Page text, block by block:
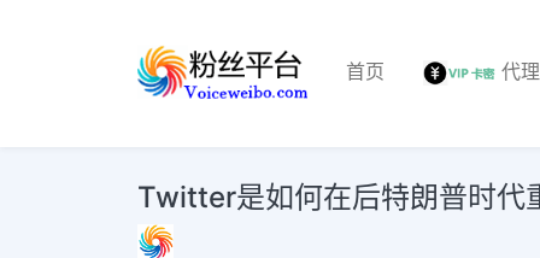
首页 代
Twitter是如何在后特朗普时代